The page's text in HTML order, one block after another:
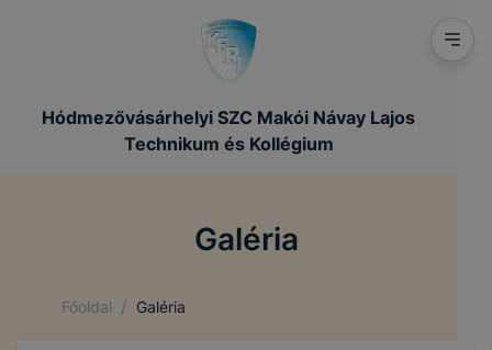
Hódmezővásárhelyi SZC Makói Návay Lajos
Technikum és Kollégium
Galéria
Főoldal / Galéria